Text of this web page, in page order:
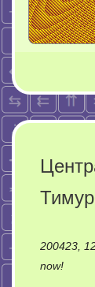
200423,
now!on